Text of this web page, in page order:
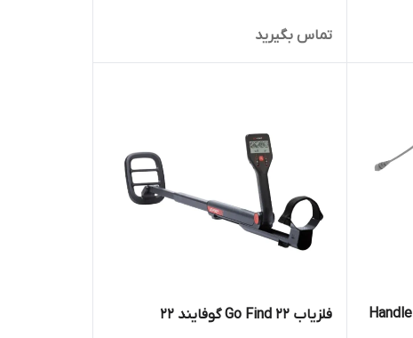
تماس بگیرید
دسته تلسکوپی هندل و باتن Handle
فلزیاب 22 Go Find گوفایند 22